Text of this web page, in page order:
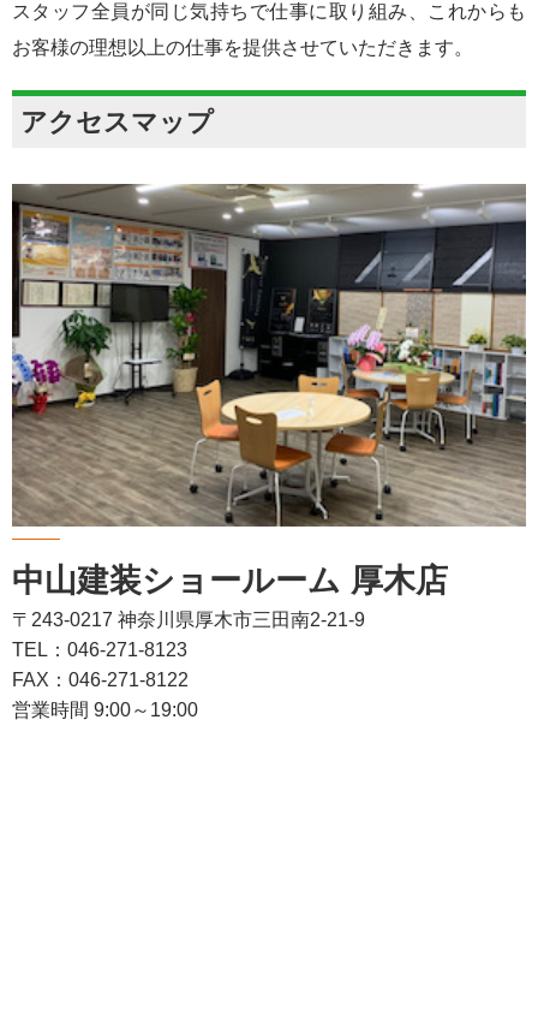
スタッフ全員が同じ気持ちで仕事に取り組み、これからも
お客様の理想以上の仕事を提供させていただきます。
アクセスマップ
中山建装ショールーム 厚木店
〒243-0217 神奈川県厚木市三田南2-21-9
TEL：046-271-8123
FAX：046-271-8122
営業時間 9:00～19:00